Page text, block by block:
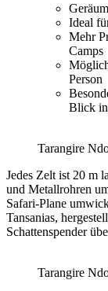
Ideal
Mehr
Camps
Person
Blick
Tarangire
Jedes Zelt ist 20 m
und Metallrohren
Safari-Plane
Tansanias,
Schattenspender
Tarangire